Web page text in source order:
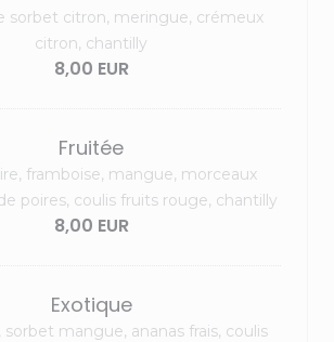
sorbet citron, meringue, crémeux
citron, chantilly
8,00 EUR
Fruitée
framboise, mangue, morceaux
poires, coulis fruits rouge, chantilly
8,00 EUR
Exotique
sorbet mangue, ananas frais, coulis